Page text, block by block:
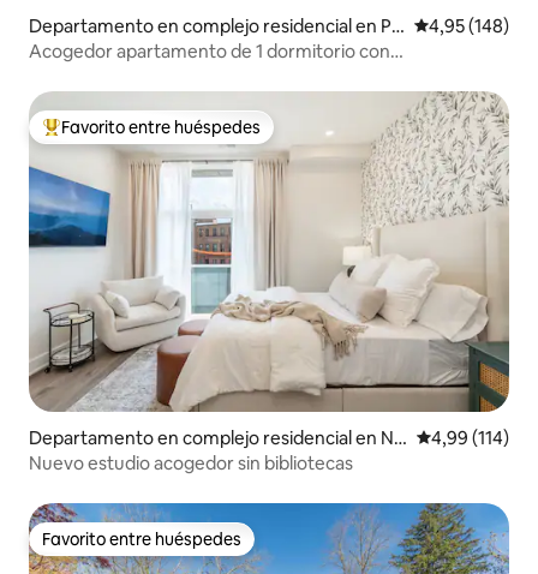
Departamento en complejo residencial en Pri
nceton
Calificación
4,95 (148)
Acogedor apartamento de 1 dormitorio con
Favorito entre los huéspedes más destacados
Favorito entre huéspedes
Departamento en complejo residencial en No
rthern Liberties
Calificación
4,99 (114)
Nuevo estudio acogedor sin bibliotecas
Favorito entre huéspedes
Favorito entre huéspedes